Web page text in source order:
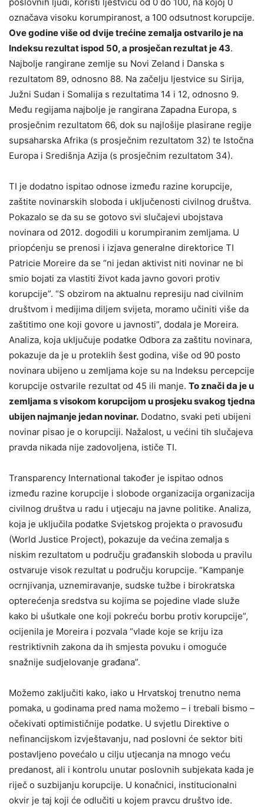
označava visoku korumpiranost, a 100 odsutnost korupcije.
Ove godine više od dvije trećine zemalja ostvarilo je na
Indeksu rezultat ispod 50, a prosječan rezultat je 43.
Najbolje rangirane zemlje su Novi Zeland i Danska s
rezultatom 89, odnosno 88. Na začelju ljestvice su Sirija,
Južni Sudan i Somalija s rezultatima 14 i 12, odnosno 9.
Među regijama najbolje je rangirana Zapadna Europa, s
prosječnim rezultatom 66, dok su najlošije plasirane regije
supsaharska Afrika (s prosječnim rezultatom 32) te Istočna
Europa i Središnja Azija (s prosječnim rezultatom 34).
TI je dodatno ispitao odnose između razine korupcije,
zaštite novinarskih sloboda i uključenosti civilnog društva.
Pokazalo se da su se gotovo svi slučajevi ubojstava
novinara od 2012. dogodili u korumpiranim zemljama. U
priopćenju se prenosi i izjava generalne direktorice TI
Patricie Moreire da se “ni jedan aktivist niti novinar ne bi
smio bojati za vlastiti život kada javno govori protiv
korupcije”. “S obzirom na aktualnu represiju nad civilnim
društvom i medijima diljem svijeta, moramo učiniti više da
zaštitimo one koji govore u javnosti”, dodala je Moreira.
Analiza, koja uključuje podatke Odbora za zaštitu novinara,
pokazuje da je u proteklih šest godina, više od 90 posto
novinara ubijeno u zemljama koje su na Indeksu percepcije
korupcije ostvarile rezultat od 45 ili manje. To znači da je u
zemljama s visokom korupcijom u prosjeku svakog tjedna
ubijen najmanje jedan novinar. Dodatno, svaki peti ubijeni
novinar pisao je o korupciji. Nažalost, u većini tih slučajeva
pravda nikada nije zadovoljena, ističe TI.
Transparency International također je ispitao odnos
između razine korupcije i slobode organizacija organizacija
civilnog društva u radu i utjecaju na javne politike. Analiza,
koja je uključila podatke Svjetskog projekta o pravosuđu
(World Justice Project), pokazuje da većina zemalja s
niskim rezultatom u području građanskih sloboda u pravilu
ostvaruje visok rezultat u području korupcije. “Kampanje
ocrnjivanja, uznemiravanje, sudske tužbe i birokratska
opterećenja sredstva su kojima se pojedine vlade služe
kako bi ušutkale one koji pokreću borbu protiv korupcije”,
ocijenila je Moreira i pozvala “vlade koje se kriju iza
restriktivnih zakona da ih smjesta povuku i omoguće
snažnije sudjelovanje građana”.
Možemo zaključiti kako, iako u Hrvatskoj trenutno nema
pomaka, u godinama pred nama možemo – i trebali bismo –
očekivati optimističnije podatke. U svjetlu Direktive o
nefinancijskom izvještavanju, nad poslovni će sektor biti
postavljeno povećalo u cilju utjecanja na mnogo veću
predanost, ali i kontrolu unutar poslovnih subjekata kada je
riječ o suzbijanju korupcije. U konačnici, institucionalni
okvir je taj koji će odlučiti u kojem pravcu društvo ide.